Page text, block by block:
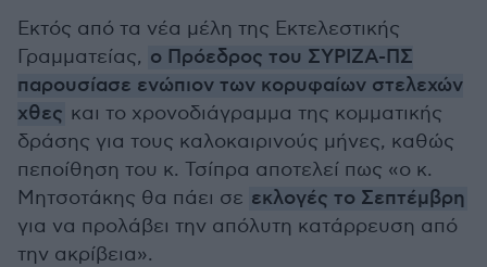
Εκτός από τα νέα μέλη της Εκτελεστικής
Γραμματείας, ο Πρόεδρος του ΣΥΡΙΖΑ-ΠΣ
παρουσίασε ενώπιον των κορυφαίων στελεχών
χθες και το χρονοδιάγραμμα της κομματικής
δράσης για τους καλοκαιρινούς μήνες, καθώς
πεποίθηση του κ. Τσίπρα αποτελεί πως «ο κ.
Μητσοτάκης θα πάει σε εκλογές το Σεπτέμβρη
για να προλάβει την απόλυτη κατάρρευση από
την ακρίβεια».